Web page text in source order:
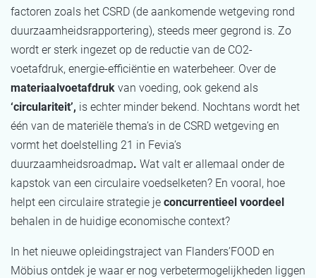
factoren zoals het CSRD (de aankomende wetgeving rond
duurzaamheidsrapportering), steeds meer gegrond is. Zo
wordt er sterk ingezet op de reductie van de CO2-
voetafdruk, energie-efficiëntie en waterbeheer. Over de
materiaalvoetafdruk van voeding, ook gekend als
‘circulariteit’, is echter minder bekend. Nochtans wordt het
één van de materiële thema’s in de CSRD wetgeving en
vormt het doelstelling 21 in Fevia’s
duurzaamheidsroadmap. Wat valt er allemaal onder de
kapstok van een circulaire voedselketen? En vooral, hoe
helpt een circulaire strategie je concurrentieel voordeel
behalen in de huidige economische context?
In het nieuwe opleidingstraject van Flanders’FOOD en
Möbius ontdek je waar er nog verbetermogelijkheden liggen